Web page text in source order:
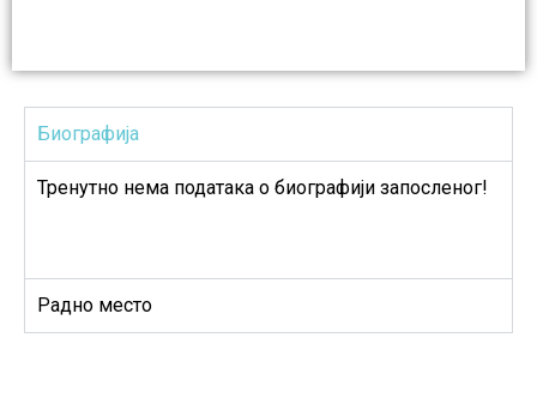
Биографија
Тренутно нема података о биографији запосленог!
Радно место